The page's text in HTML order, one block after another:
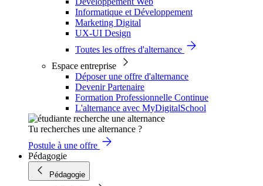
Informatique et Développement
Marketing Digital
UX-UI Design
Toutes les offres d'alternance
Espace entreprise
Déposer une offre d'alternance
Devenir Partenaire
Formation Professionnelle Continue
L'alternance avec MyDigitalSchool
Tu recherches une alternance ?
Postule à une offre
Pédagogie
Pédagogie